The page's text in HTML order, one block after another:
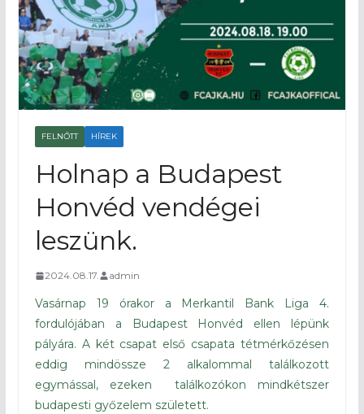
FELNŐTT HÍREK
Holnap a Budapest
Honvéd vendégei
leszünk.
2024.08.17. admin
Vasárnap 19 órakor a Merkantil Bank Liga 4.
fordulójában a Budapest Honvéd ellen lépünk
pályára. A két csapat első csapata tétmérkőzésen
eddig mindössze 2 alkalommal találkozott
egymással, ezeken találkozókon mindkétszer
budapesti győzelem született.